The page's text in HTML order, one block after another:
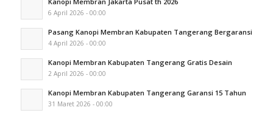
6 April 2026 - 00:00
Pasang Kanopi Membran Kabupaten Tangerang Bergaransi
4 April 2026 - 00:00
Kanopi Membran Kabupaten Tangerang Gratis Desain
2 April 2026 - 00:00
Kanopi Membran Kabupaten Tangerang Garansi 15 Tahun
31 Maret 2026 - 00:00